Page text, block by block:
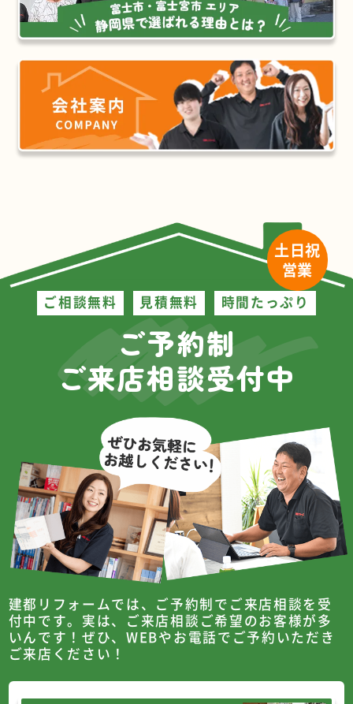
ご相談無料 見積無料 時間たっぷり
ご予約制
ご来店相談受付中
土日祝
営業
建都リフォームでは、ご予約制でご来店相談を受
付中です。 実は、ご来店相談ご希望のお客様が多
いんです！ぜひ、WEBやお電話でご予約いただき
ご来店ください！